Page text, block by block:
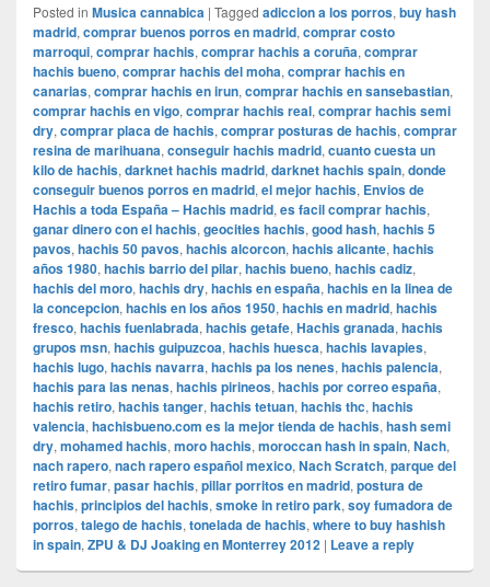
Posted in Musica cannabica | Tagged adiccion a los porros, buy hash
madrid, comprar buenos porros en madrid, comprar costo
marroqui, comprar hachis, comprar hachis a coruña, comprar
hachis bueno, comprar hachis del moha, comprar hachis en
canarias, comprar hachis en irun, comprar hachis en sansebastian,
comprar hachis en vigo, comprar hachis real, comprar hachis semi
dry, comprar placa de hachis, comprar posturas de hachis, comprar
resina de marihuana, conseguir hachis madrid, cuanto cuesta un
kilo de hachis, darknet hachis madrid, darknet hachis spain, donde
conseguir buenos porros en madrid, el mejor hachis, Envios de
Hachis a toda España – Hachis madrid, es facil comprar hachis,
ganar dinero con el hachis, geocities hachis, good hash, hachis 5
pavos, hachis 50 pavos, hachis alcorcon, hachis alicante, hachis
años 1980, hachis barrio del pilar, hachis bueno, hachis cadiz,
hachis del moro, hachis dry, hachis en españa, hachis en la linea de
la concepcion, hachis en los años 1950, hachis en madrid, hachis
fresco, hachis fuenlabrada, hachis getafe, Hachis granada, hachis
grupos msn, hachis guipuzcoa, hachis huesca, hachis lavapies,
hachis lugo, hachis navarra, hachis pa los nenes, hachis palencia,
hachis para las nenas, hachis pirineos, hachis por correo españa,
hachis retiro, hachis tanger, hachis tetuan, hachis thc, hachis
valencia, hachisbueno.com es la mejor tienda de hachis, hash semi
dry, mohamed hachis, moro hachis, moroccan hash in spain, Nach,
nach rapero, nach rapero español mexico, Nach Scratch, parque del
retiro fumar, pasar hachis, pillar porritos en madrid, postura de
hachis, principios del hachis, smoke in retiro park, soy fumadora de
porros, talego de hachis, tonelada de hachis, where to buy hashish
in spain, ZPU & DJ Joaking en Monterrey 2012 | Leave a reply